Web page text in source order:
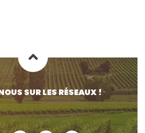
SUR LES RÉSEAUX !